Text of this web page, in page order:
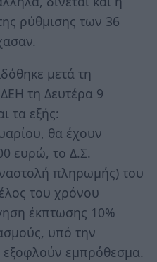
ρύθμισης των 36
μετά τη
τη Δευτέρα 9
τα εξής:
θα έχουν
ευρώ, το Δ.Σ.
πληρωμής) του
του χρόνου
έκπτωσης 10%
υπό την
εμπρόθεσμα.